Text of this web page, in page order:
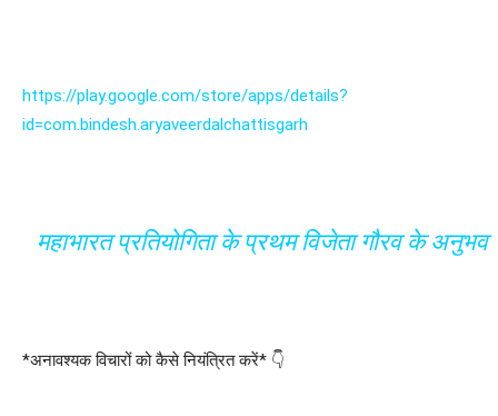
https://play.google.com/store/apps/details?
id=com.bindesh.aryaveerdalchattisgarh
महाभारत प्रतियोगिता के प्रथम विजेता गौरव के अनुभव
*अनावश्यक विचारों को कैसे नियंत्रित करें* 👇